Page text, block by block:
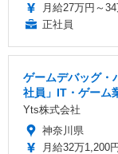
月給27万円～
正社員
ゲームデバッグ・
社員」IT・ゲーム
Yts株式会社
神奈川県
月給32万1,200